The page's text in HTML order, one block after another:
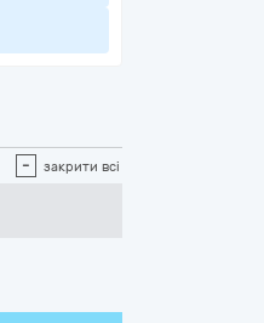
- закрити всі